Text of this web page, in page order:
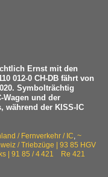
Ernst mit den
012-0 CH-DB fährt von
Symbolträchtig
Wagen und der
während der KISS-IC
/ Fernverkehr / IC, ~
/ Triebzüge | 93 85 HGV
| 91 85 / 4 421 Re 421